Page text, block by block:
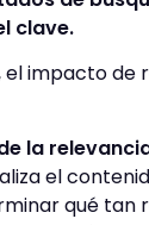
clave.
impacto de
la
el
qué tan